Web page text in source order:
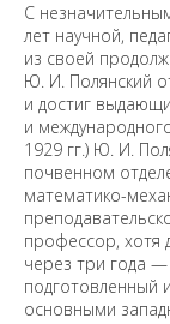
С
лет научной,
из своей
Ю. И. Полянский
и достиг
и
1929 гг.) Ю. И.
почвенном
математико-
профессор, хотя
через три года
подготовленный
основными